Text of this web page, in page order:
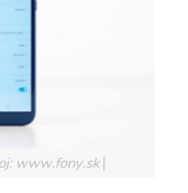
www.fony.sk